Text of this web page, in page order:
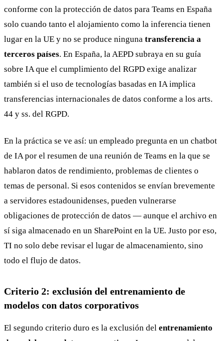
conforme con la protección de datos para Teams en España
solo cuando tanto el alojamiento como la inferencia tienen
lugar en la UE y no se produce ninguna transferencia a
terceros países. En España, la AEPD subraya en su guía
sobre IA que el cumplimiento del RGPD exige analizar
también si el uso de tecnologías basadas en IA implica
transferencias internacionales de datos conforme a los arts.
44 y ss. del RGPD.
En la práctica se ve así: un empleado pregunta en un chatbot
de IA por el resumen de una reunión de Teams en la que se
hablaron datos de rendimiento, problemas de clientes o
temas de personal. Si esos contenidos se envían brevemente
a servidores estadounidenses, pueden vulnerarse
obligaciones de protección de datos — aunque el archivo en
sí siga almacenado en un SharePoint en la UE. Justo por eso,
TI no solo debe revisar el lugar de almacenamiento, sino
todo el flujo de datos.
Criterio 2: exclusión del entrenamiento de
modelos con datos corporativos
El segundo criterio duro es la exclusión del entrenamiento